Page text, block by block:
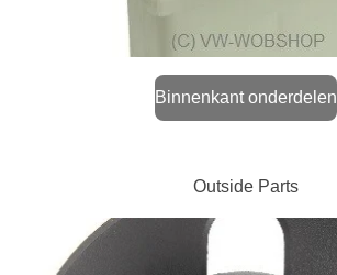
Binnenkant onderdelen
Outside Parts